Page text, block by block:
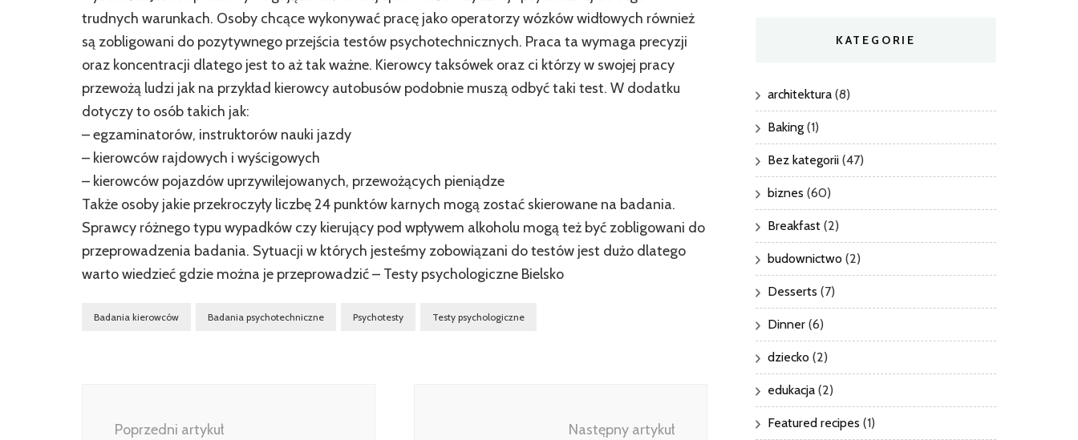
trudnych warunkach. Osoby chcące wykonywać pracę jako operatorzy wózków widłowych również
są zobligowani do pozytywnego przejścia testów psychotechnicznych. Praca ta wymaga precyzji
oraz koncentracji dlatego jest to aż tak ważne. Kierowcy taksówek oraz ci którzy w swojej pracy
przewożą ludzi jak na przykład kierowcy autobusów podobnie muszą odbyć taki test. W dodatku
dotyczy to osób takich jak:
– egzaminatorów, instruktorów nauki jazdy
– kierowców rajdowych i wyścigowych
– kierowców pojazdów uprzywilejowanych, przewożących pieniądze
Także osoby jakie przekroczyły liczbę 24 punktów karnych mogą zostać skierowane na badania.
Sprawcy różnego typu wypadków czy kierujący pod wpływem alkoholu mogą też być zobligowani do
przeprowadzenia badania. Sytuacji w których jesteśmy zobowiązani do testów jest dużo dlatego
warto wiedzieć gdzie można je przeprowadzić – Testy psychologiczne Bielsko
Badania kierowców Badania psychotechniczne Psychotesty Testy psychologiczne
Poprzedni artykuł Następny artykuł
KATEGORIE
architektura (8)
Baking (1)
Bez kategorii (47)
biznes (60)
Breakfast (2)
budownictwo (2)
Desserts (7)
Dinner (6)
dziecko (2)
edukacja (2)
Featured recipes (1)